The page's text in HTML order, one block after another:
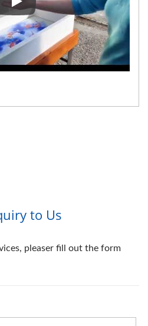
Aynalı Dolap Arkası El Yıkama